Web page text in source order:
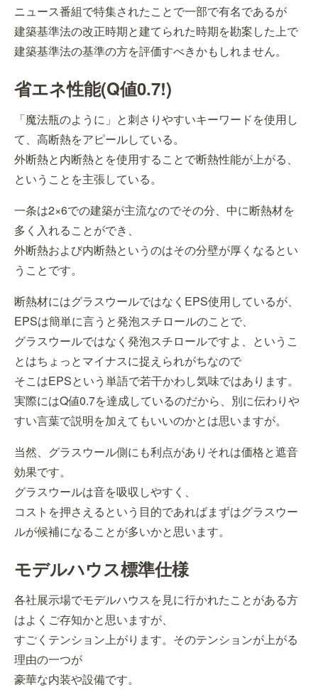
ニュース番組で特集されたことで一部で有名であるが
建築基準法の改正時期と建てられた時期を勘案した上で
建築基準法の基準の方を評価すべきかもしれません。
省エネ性能(Q値0.7!)
「魔法瓶のように」と刺さりやすいキーワードを使用し
て、高断熱をアピールしている。
外断熱と内断熱とを使用することで断熱性能が上がる、
ということを主張している。
一条は2×6での建築が主流なのでその分、中に断熱材を
多く入れることができ、
外断熱および内断熱というのはその分壁が厚くなるとい
うことです。
断熱材にはグラスウールではなくEPS使用しているが、
EPSは簡単に言うと発泡スチロールのことで、
グラスウールではなく発泡スチロールですよ、というこ
とはちょっとマイナスに捉えられがちなので
そこはEPSという単語で若干かわし気味ではあります。
実際にはQ値0.7を達成しているのだから、別に伝わりや
すい言葉で説明を加えてもいいのかとは思いますが。
当然、グラスウール側にも利点がありそれは価格と遮音
効果です。
グラスウールは音を吸収しやすく、
コストを押さえるという目的であればまずはグラスウー
ルが候補になることが多いかと思います。
モデルハウス標準仕様
各社展示場でモデルハウスを見に行かれたことがある方
はよくご存知かと思いますが、
すごくテンション上がります。そのテンションが上がる
理由の一つが
豪華な内装や設備です。